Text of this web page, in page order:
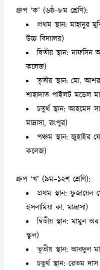
গ্রুপ ‘ক’ (৬ষ্ঠ–৮ম শ্রেণি):
প্রথম স্থান: মাহানুর
উচ্চ বিদ্যালয়)
দ্বিতীয় স্থান:
কলেজ)
তৃতীয় স্থান: মো.
শাহাদাত পাইলট মডেল
চতুর্থ স্থান: আহমেদ
মাদ্রাসা, রংপুর)
পঞ্চম স্থান: জুহাইর
কলেজ)
গ্রুপ ‘খ’ (৯ম–১২শ শ্রেণি):
প্রথম স্থান: ফুজায়েল
ইসলামিয়া কা. মাদ্রাসা)
দ্বিতীয় স্থান:
স্কুল)
তৃতীয় স্থান: আবদুল
চতুর্থ স্থান: রেতম